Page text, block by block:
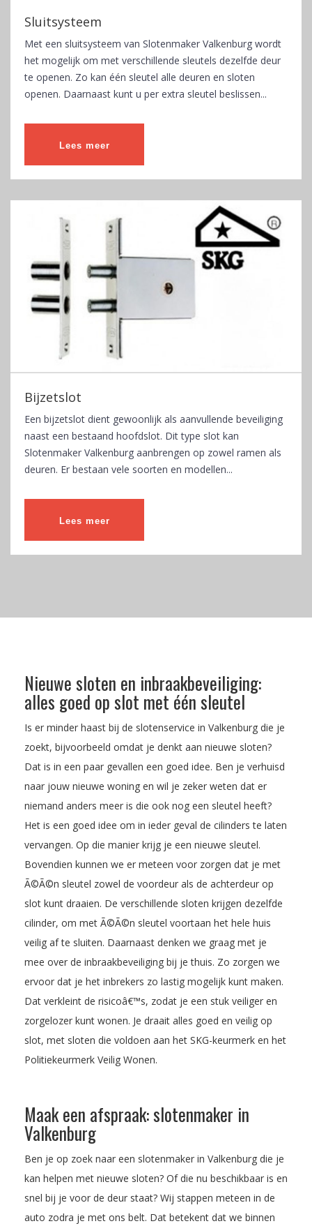
Sluitsysteem
Met een sluitsysteem van Slotenmaker Valkenburg wordt
het mogelijk om met verschillende sleutels dezelfde deur
te openen. Zo kan één sleutel alle deuren en sloten
openen. Daarnaast kunt u per extra sleutel beslissen...
Lees meer
Bijzetslot
Een bijzetslot dient gewoonlijk als aanvullende beveiliging
naast een bestaand hoofdslot. Dit type slot kan
Slotenmaker Valkenburg aanbrengen op zowel ramen als
deuren. Er bestaan vele soorten en modellen...
Lees meer
Nieuwe sloten en inbraakbeveiliging:
alles goed op slot met één sleutel
Is er minder haast bij de slotenservice in Valkenburg die je
zoekt, bijvoorbeeld omdat je denkt aan nieuwe sloten?
Dat is in een paar gevallen een goed idee. Ben je verhuisd
naar jouw nieuwe woning en wil je zeker weten dat er
niemand anders meer is die ook nog een sleutel heeft?
Het is een goed idee om in ieder geval de cilinders te laten
vervangen. Op die manier krijg je een nieuwe sleutel.
Bovendien kunnen we er meteen voor zorgen dat je met
Ã©Ã©n sleutel zowel de voordeur als de achterdeur op
slot kunt draaien. De verschillende sloten krijgen dezelfde
cilinder, om met Ã©Ã©n sleutel voortaan het hele huis
veilig af te sluiten. Daarnaast denken we graag met je
mee over de inbraakbeveiliging bij je thuis. Zo zorgen we
ervoor dat je het inbrekers zo lastig mogelijk kunt maken.
Dat verkleint de risicoâ€™s, zodat je een stuk veiliger en
zorgelozer kunt wonen. Je draait alles goed en veilig op
slot, met sloten die voldoen aan het SKG-keurmerk en het
Politiekeurmerk Veilig Wonen.
Maak een afspraak: slotenmaker in
Valkenburg
Ben je op zoek naar een slotenmaker in Valkenburg die je
kan helpen met nieuwe sloten? Of die nu beschikbaar is en
snel bij je voor de deur staat? Wij stappen meteen in de
auto zodra je met ons belt. Dat betekent dat we binnen